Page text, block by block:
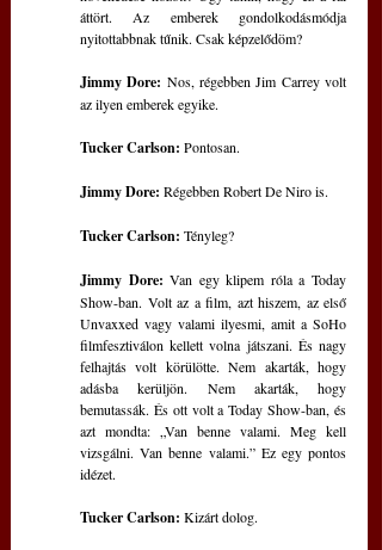
áttört. Az emberek gondolkodásmódja
nyitottabbnak tűnik. Csak képzelődöm?
Jimmy Dore: Nos, régebben Jim Carrey volt
az ilyen emberek egyike.
Tucker Carlson: Pontosan.
Jimmy Dore: Régebben Robert De Niro is.
Tucker Carlson: Tényleg?
Jimmy Dore: Van egy klipem róla a Today
Show-ban. Volt az a film, azt hiszem, az első
Unvaxxed vagy valami ilyesmi, amit a SoHo
filmfesztiválon kellett volna játszani. És nagy
felhajtás volt körülötte. Nem akarták, hogy
adásba kerüljön. Nem akarták, hogy
bemutassák. És ott volt a Today Show-ban, és
azt mondta: „Van benne valami. Meg kell
vizsgálni. Van benne valami.” Ez egy pontos
idézet.
Tucker Carlson: Kizárt dolog.